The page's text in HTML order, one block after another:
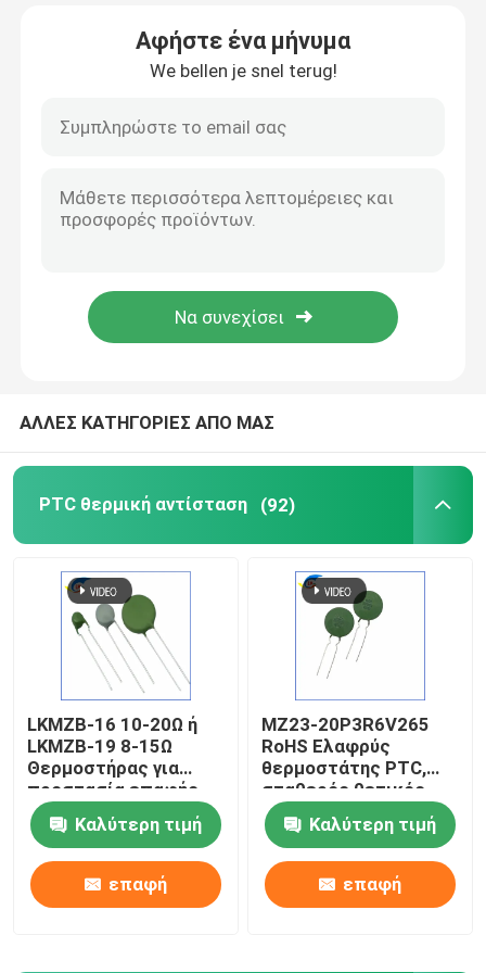
Σχετικά με εμάς
Επισκεψή εργοστασίου
Έλεγχος ποιότητας
Ειδήσεις
Τσιπ θέρμανσης PTC
Θερμοστήρας NTC
Θερμική αντίσταση SMD NTC
Θερμοστήρας NTC ισχύος
Αισθητήρας θερμοκρασίας NTC
Varistor μεταλλικών οξειδίων
Αφήστε ένα μήνυμα
We bellen je snel terug!
ΑΛΛΕΣ ΚΑΤΗΓΟΡΙΕΣ ΑΠΟ ΜΑΣ
PTC θερμική αντίσταση (92)
LKMZB-16 10-20Ω ή
LKMZB-19 8-15Ω
Θερμοστήρας για
προστασία επαφής
με ρελέι τύπου PTC
Θερμοστήρας
πολλαπλών χρήσεων
θερμοανθεκτικός
Καλύτερη τιμή
επαφή
MZ23-20P3R6V265
RoHS Ελαφρύς
θερμοστάτης PTC,
σταθερός θετικός
θερμικός
συντελεστής
θερμοστάτης για
προστασία από
υπερστροφή
Καλύτερη τιμή
επαφή